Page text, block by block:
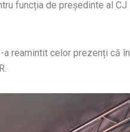
funcția de președinte al CJ
a reamintit celor prezenți că în